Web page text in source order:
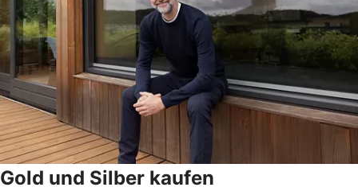
Gold und Silber kaufen